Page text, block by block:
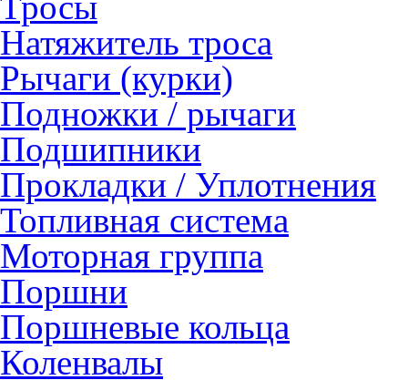
Натяжитель троса
Рычаги (курки)
Подножки / рычаги
Подшипники
Прокладки / Уплотнения
Топливная система
Моторная группа
Поршни
Поршневые кольца
Коленвалы